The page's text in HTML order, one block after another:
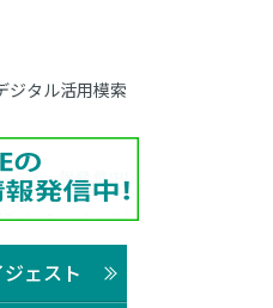
タル活用模索
ェスト